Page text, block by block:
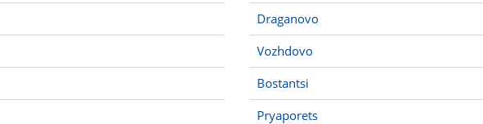
Draganovo
Vozhdovo
Bostantsi
Pryaporets